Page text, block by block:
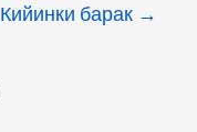
Кийинки барак →